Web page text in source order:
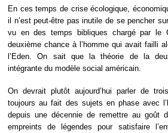
En ces temps de crise écologique,
il n’est peut-être pas inutile de se pencher
vu en des temps bibliques chargé par le
deuxième chance à l’homme qui avait failli
l’Eden. On sait que la théorie de la
intégrante du modèle social américain.
On devrait plutôt aujourd’hui parler de
toujours au fait des sujets en phase avec
depuis une décennie de remettre au goût
empreints de légendes pour satisfaire